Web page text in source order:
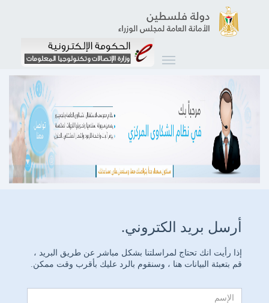
أرسل بريد الكتروني.
إذا رأيت انك تحتاج لمراسلتنا بشكل مباشر عن طريق البريد ،
قم بتعبئة البيانات هنا ، وسنقوم بالرد عليك بأقرب وقت ممكن.